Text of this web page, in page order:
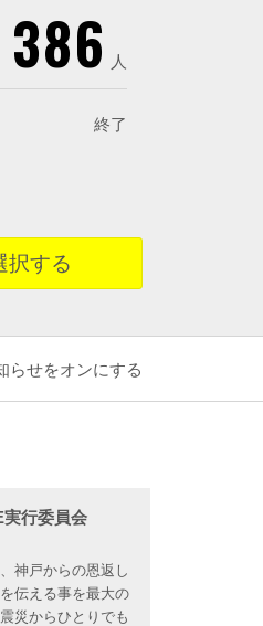
386 人
終了
択する
らせをオンにする
行委員会
神戸からの恩返し
伝える事を最大の
災からひとりでも